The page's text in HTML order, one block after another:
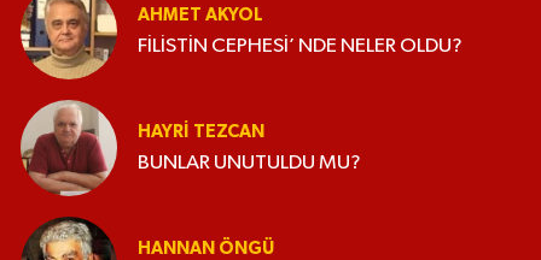
AHMET AKYOL
FİLİSTİN CEPHESİ’ NDE NELER OLDU?
HAYRI TEZCAN
BUNLAR UNUTULDU MU?
HANNAN ÖNGÜ